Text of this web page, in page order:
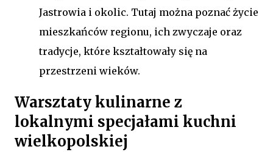
Jastrowia i okolic. Tutaj można poznać życie
mieszkańców regionu, ich zwyczaje oraz
tradycje, które kształtowały się na
przestrzeni wieków.
Warsztaty kulinarne z
lokalnymi specjałami kuchni
wielkopolskiej